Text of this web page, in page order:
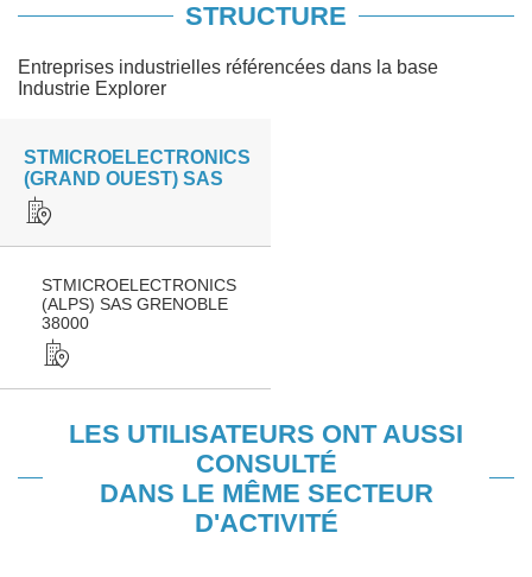
STRUCTURE
Entreprises industrielles référencées dans la base
Industrie Explorer
STMICROELECTRONICS
(GRAND OUEST) SAS
STMICROELECTRONICS
(ALPS) SAS GRENOBLE
38000
LES UTILISATEURS ONT AUSSI
CONSULTÉ
DANS LE MÊME SECTEUR
D'ACTIVITÉ